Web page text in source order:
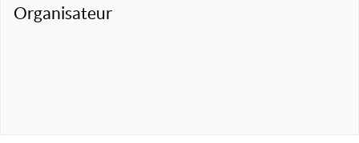
Organisateur